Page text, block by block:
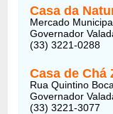
Casa da
Mercado
Governador
(33) 3221-0288
Casa de Chá
Rua Quintino
Governador
(33) 3221-3077